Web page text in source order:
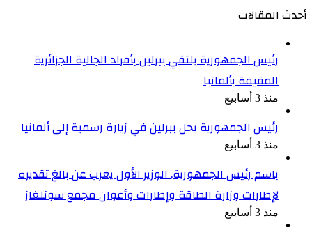
أحدث المقالات
رئيس الجمهورية يلتقي ببرلين بأفراد الجالية الجزائرية
المقيمة بألمانيا
منذ 3 أسابيع
رئيس الجمهورية يحل ببرلين في زيارة رسمية إلى ألمانيا
منذ 3 أسابيع
باسم رئيس الجمهورية, الوزير الأول يعرب عن بالغ تقديره
لإطارات وزارة الطاقة وإطارات وأعوان مجمع سونلغاز
منذ 3 أسابيع